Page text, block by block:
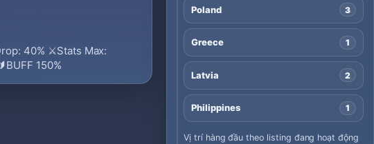
40% ⚔️Stats Max:
150%
Poland 3
Greece 1
Latvia 2
Philippines 1
Vị trí hàng đầu theo listing đang hoạt động